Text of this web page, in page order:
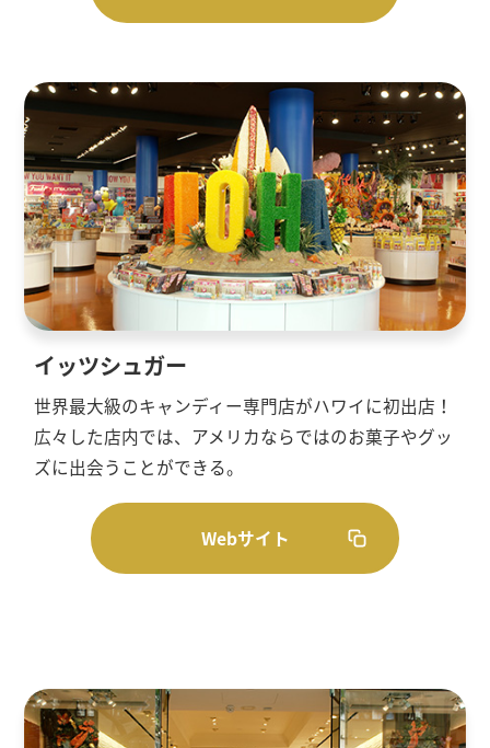
イッツシュガー
世界最大級のキャンディー専門店がハワイに初出店！
広々した店内では、アメリカならではのお菓子やグッ
ズに出会うことができる。
Webサイト